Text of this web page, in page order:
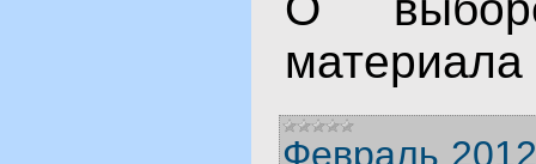
Февраль